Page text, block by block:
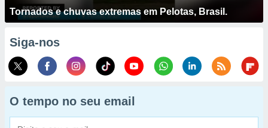
Tornados e chuvas extremas em Pelotas, Brasil.
Siga-nos
O tempo no seu email